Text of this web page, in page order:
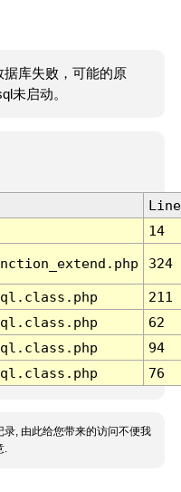
据库失败，可能的原
未启动。
Line
14
324
211
62
94
76
录, 由此给您带来的访问不便我
.